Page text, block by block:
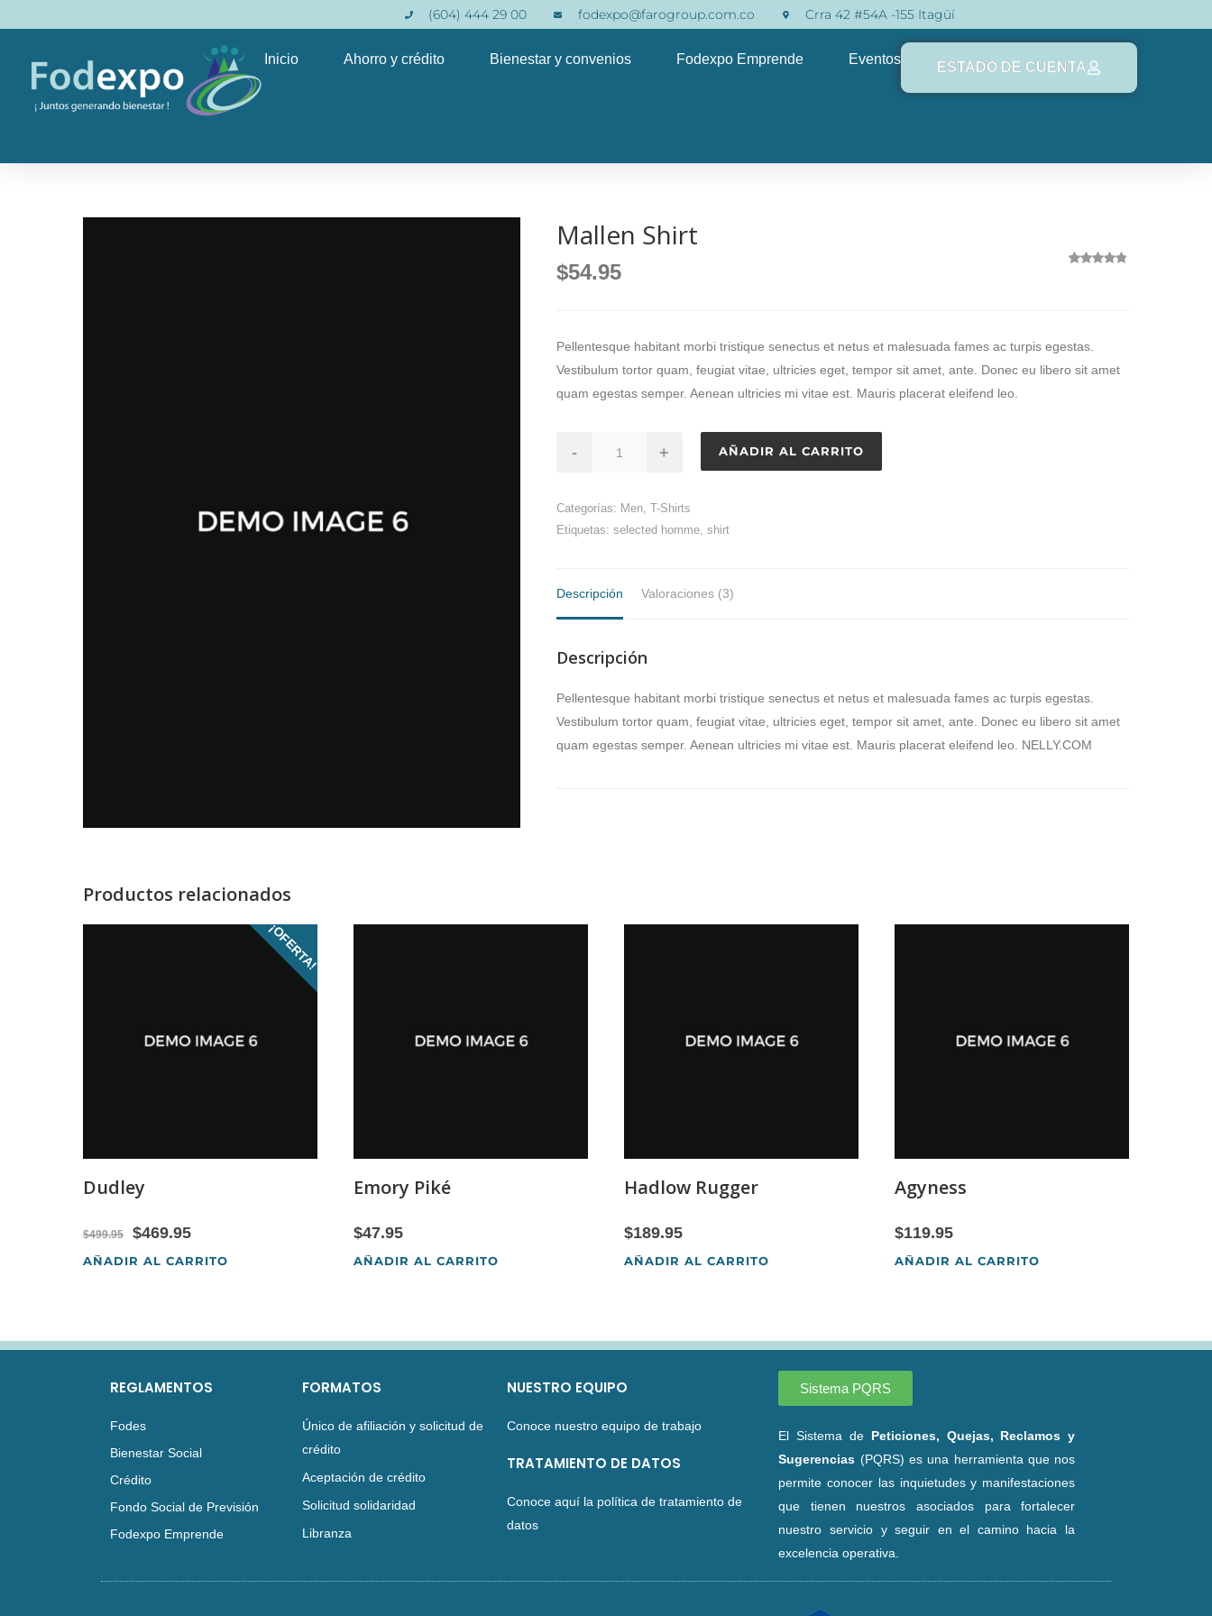
(604) 444 29 00 fodexpo@farogroup.com.co Crra 42 #54A -155 Itagüí
Inicio Ahorro y crédito Bienestar y convenios Fodexpo Emprende Eventos
ESTADO DE CUENTA
Mallen Shirt
$54.95
Pellentesque habitant morbi tristique senectus et netus et malesuada fames ac turpis egestas.
Vestibulum tortor quam, feugiat vitae, ultricies eget, tempor sit amet, ante. Donec eu libero sit amet
quam egestas semper. Aenean ultricies mi vitae est. Mauris placerat eleifend leo.
- + AÑADIR AL CARRITO
Categorías: Men, T-Shirts
Etiquetas: selected homme, shirt
Descripción Valoraciones (3)
Descripción
Pellentesque habitant morbi tristique senectus et netus et malesuada fames ac turpis egestas.
Vestibulum tortor quam, feugiat vitae, ultricies eget, tempor sit amet, ante. Donec eu libero sit amet
quam egestas semper. Aenean ultricies mi vitae est. Mauris placerat eleifend leo. NELLY.COM
Productos relacionados
¡OFERTA!
Dudley
$499.95 $469.95
AÑADIR AL CARRITO
Emory Piké
$47.95
AÑADIR AL CARRITO
Hadlow Rugger
$189.95
AÑADIR AL CARRITO
Agyness
$119.95
AÑADIR AL CARRITO
REGLAMENTOS
Fodes
Bienestar Social
Crédito
Fondo Social de Previsión
Fodexpo Emprende
FORMATOS
Único de afiliación y solicitud de
crédito
Aceptación de crédito
Solicitud solidaridad
Libranza
NUESTRO EQUIPO
Conoce nuestro equipo de trabajo
TRATAMIENTO DE DATOS
Conoce aquí la política de tratamiento de
datos
Sistema PQRS
El Sistema de Peticiones, Quejas, Reclamos y
Sugerencias (PQRS) es una herramienta que nos
permite conocer las inquietudes y manifestaciones
que tienen nuestros asociados para fortalecer
nuestro servicio y seguir en el camino hacia la
excelencia operativa.